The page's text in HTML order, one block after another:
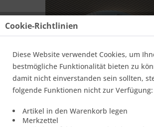
Preis und Verfügbarkeit auf
Cookie-Richtlinien
Diese Website verwendet Cookies, um
bestmögliche Funktionalität bieten zu
damit nicht einverstanden sein sollten,
folgende Funktionen nicht zur Verfügung:
Artikel in den Warenkorb legen
Merkzettel